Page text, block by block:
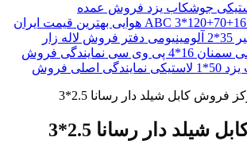
زار
سی نمایندگی فروش
اصلی فروش
فروش کابل شیلد دار رسانا 2.5*3
شیلد دار رسانا 2.5*3